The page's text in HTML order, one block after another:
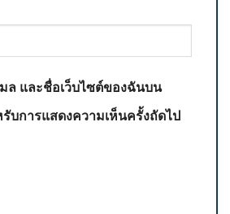
ล และชื่อเว็บไซต์ของฉันบน
รับการแสดงความเห็นครั้งถัดไป